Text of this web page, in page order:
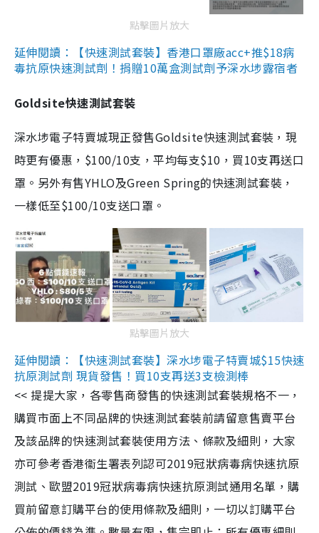
點擊圖片放大
延伸閱讀：【快速測試套裝】香港口罩廠acc+推$18病
毒抗原快速測試劑！捐贈10萬盒測試劑予深水埗露宿者
Goldsite快速測試套裝
深水埗電子特賣城現正發售Goldsite快速測試套裝，現
時更有優惠，$100/10支，平均每支$10，買10支再送口
罩。另外有售YHLO及Green Spring的快速測試套裝，
一樣低至$100/10支送口罩。
點擊圖片放大
延伸閱讀：【快速測試套裝】深水埗電子特賣城$15快速
抗原測試劑 現貨發售！買10支再送3支檢測棒
<< 提提大家，各零售商發售的快速測試套裝規格不一，
購買市面上不同品牌的快速測試套裝前請留意售賣平台
及該品牌的快速測試套裝使用方法、條款及細則，大家
亦可參考香港衞生署表列認可2019冠狀病毒病快速抗原
測試、歐盟2019冠狀病毒病快速抗原測試通用名單，購
買前留意訂購平台的使用條款及細則，一切以訂購平台